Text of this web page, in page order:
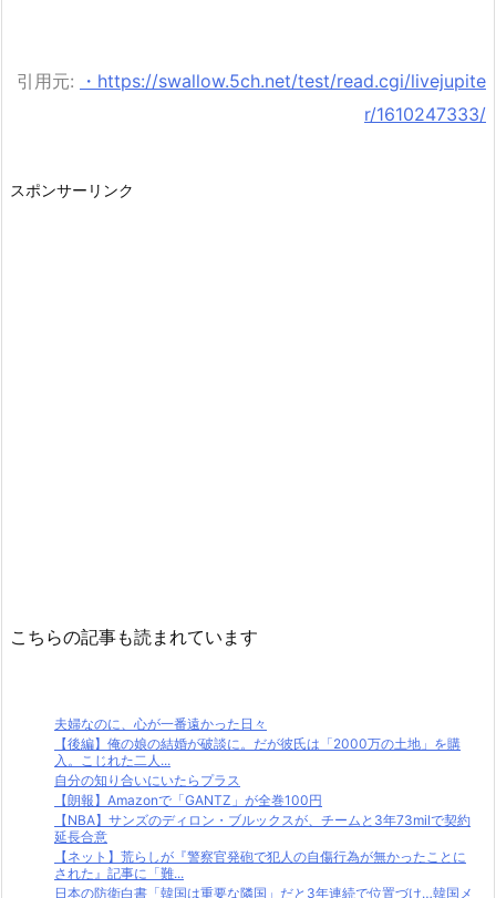
引用元:
・https://swallow.5ch.net/test/read.cgi/livejupite
r/1610247333/
スポンサーリンク
こちらの記事も読まれています
夫婦なのに、心が一番遠かった日々
【後編】俺の娘の結婚が破談に。だが彼氏は「2000万の土地」を購
入。こじれた二人...
自分の知り合いにいたらプラス
【朗報】Amazonで「GANTZ」が全巻100円
【NBA】サンズのディロン・ブルックスが、チームと3年73milで契約
延長合意
【ネット】荒らしが『警察官発砲で犯人の自傷行為が無かったことに
された』記事に「難...
日本の防衛白書「韓国は重要な隣国」だと3年連続で位置づけ…韓国メ